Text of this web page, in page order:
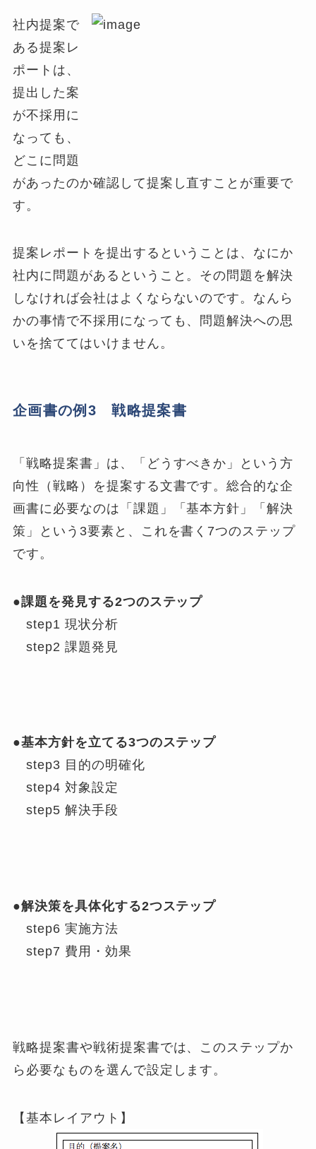
社内提案で
ある提案レ
ポートは、
提出した案
が不採用に
なっても、
どこに問題
があったのか確認して提案し直すことが重要で
す。
提案レポートを提出するということは、なにか
社内に問題があるということ。その問題を解決
しなければ会社はよくならないのです。なんら
かの事情で不採用になっても、問題解決への思
いを捨ててはいけません。
企画書の例3 戦略提案書
「戦略提案書」は、「どうすべきか」という方
向性（戦略）を提案する文書です。総合的な企
画書に必要なのは「課題」「基本方針」「解決
策」という3要素と、これを書く7つのステップ
です。
●課題を発見する2つのステップ
step1 現状分析
step2 課題発見
●基本方針を立てる3つのステップ
step3 目的の明確化
step4 対象設定
step5 解決手段
●解決策を具体化する2つステップ
step6 実施方法
step7 費用・効果
戦略提案書や戦術提案書では、このステップか
ら必要なものを選んで設定します。
【基本レイアウト】